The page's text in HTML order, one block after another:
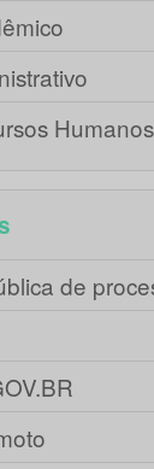
Humanos
de